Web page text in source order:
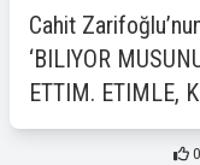
Cahit
‘BILIYOR
ETTIM. ETIMLE,
0